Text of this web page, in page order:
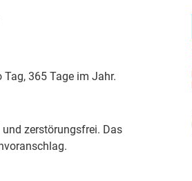
365 Tage im Jahr.
zerstörungsfrei. Das